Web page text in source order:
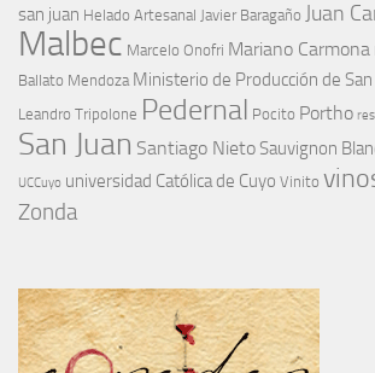
san juan Helado Artesanal Javier Baragaño Juan
Malbec Marcelo Onofri Mariano Carmona
Ballato Mendoza Ministerio de Producción de San
Leandro Tripolone Pedernal Pocito Portho
San Juan Santiago Nieto Sauvignon
UCCuyo universidad Católica de Cuyo Vinito
Zonda